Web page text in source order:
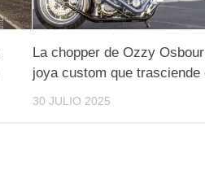
La chopper de Ozzy
joya custom que trasciende
30 JULIO 2025